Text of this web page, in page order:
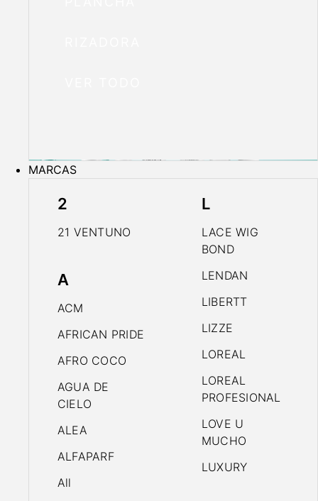
MARCAS
2
21 VENTUNO
A
ACM
AFRICAN PRIDE
AFRO COCO
AGUA DE
CIELO
ALEA
ALFAPARF
All
L
LACE WIG
BOND
LENDAN
LIBERTT
LIZZE
LOREAL
LOREAL
PROFESIONAL
LOVE U
MUCHO
LUXURY